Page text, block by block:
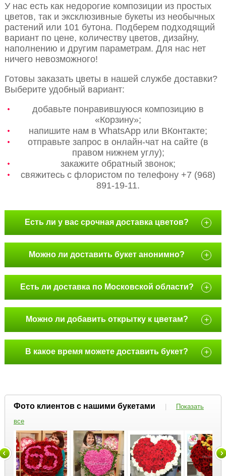
У нас есть как недорогие композиции из простых
цветов, так и эксклюзивные букеты из необычных
растений или 101 бутона. Подберем подходящий
вариант по цене, количеству цветов, дизайну,
наполнению и другим параметрам. Для нас нет
ничего невозможного!
Готовы заказать цветы в нашей службе доставки?
Выберите удобный вариант:
добавьте понравившуюся композицию в
«Корзину»;
напишите нам в WhatsApp или ВКонтакте;
отправьте запрос в онлайн-чат на сайте (в
правом нижнем углу);
закажите обратный звонок;
свяжитесь с флористом по телефону +7 (968)
891-19-11.
Есть ли у вас срочная доставка цветов? +
Можно ли доставить букет анонимно? +
Есть ли доставка по Московской области? +
Можно ли добавить открытку к цветам? +
В какое время можете доставить букет? +
Фото клиентов с нашими букетами |
Показать
все